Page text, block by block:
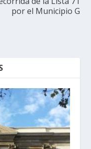
por el Municipio G